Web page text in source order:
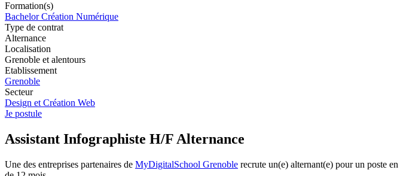
Formation(s)
Bachelor Création Numérique
Type de contrat
Alternance
Localisation
Grenoble et alentours
Etablissement
Grenoble
Secteur
Design et Création Web
Je postule
Assistant Infographiste H/F Alternance
Une des entreprises partenaires de MyDigitalSchool Grenoble recrute un(e) alternant(e) pour un poste en